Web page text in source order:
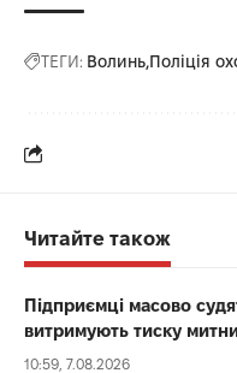
ТЕГИ: Волинь Поліція
Читайте також
Підприємці масово
витримують тиску
10:59, 7.08.2026